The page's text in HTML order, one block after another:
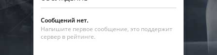
Сообщений нет.
Напишите первое сообщение, это поддержит
сервер в рейтинге.